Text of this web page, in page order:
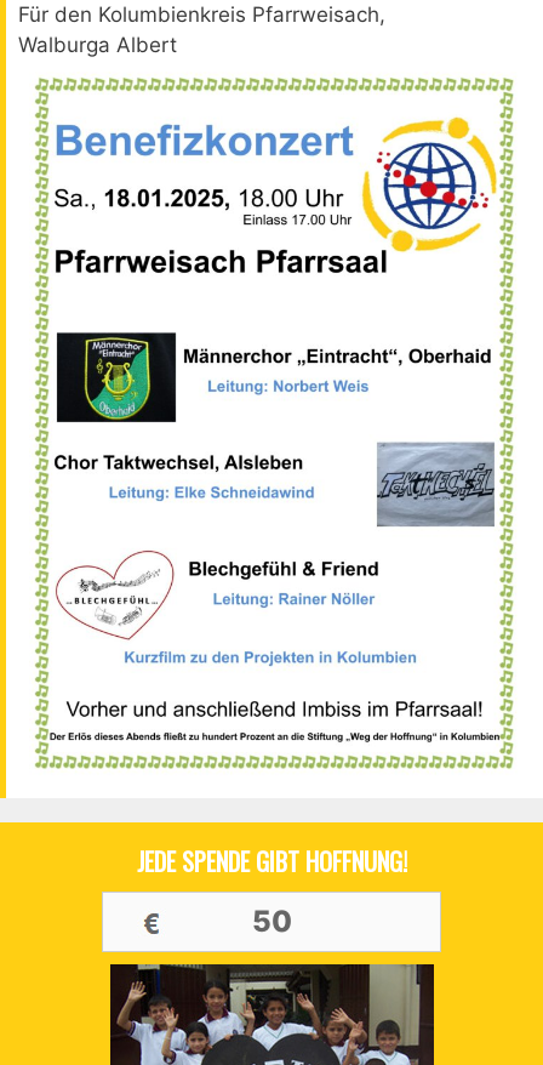
Für den Kolumbienkreis Pfarrweisach,
Walburga Albert
JEDE SPENDE GIBT HOFFNUNG!